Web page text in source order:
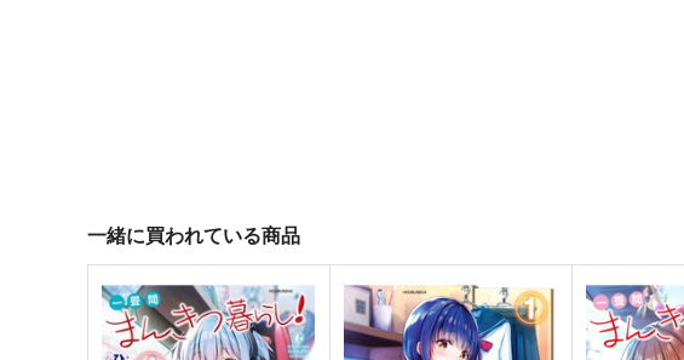
一緒に買われている商品